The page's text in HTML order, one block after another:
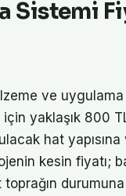
Sistemi
ve uygulama
yaklaşık 800
hat yapısına
kesin fiyatı;